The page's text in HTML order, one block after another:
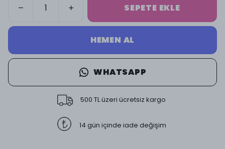
SEPETE EKLE
HEMEN AL
WHATSAPP
500 TL üzeri ücretsiz kargo
14 gün içinde iade değişim